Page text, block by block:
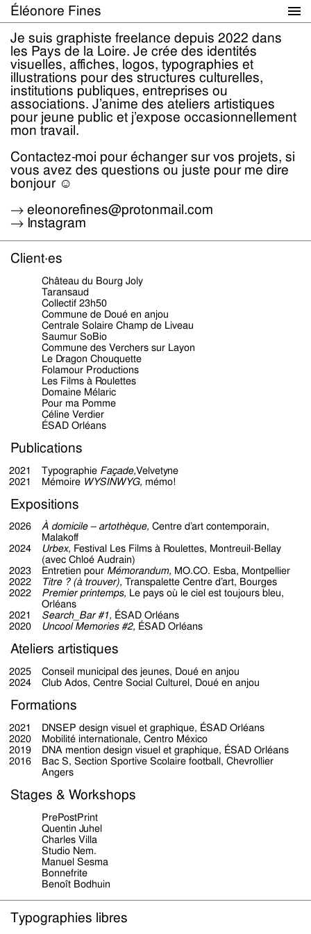
Éléonore Fines
Portfolio
Infos
Je suis graphiste freelance depuis 2022 dans
les Pays de la Loire. Je crée des identités
visuelles, affiches, logos, typographies et
illustrations pour des structures culturelles,
institutions publiques, entreprises ou
associations. J’anime des ateliers artistiques
pour jeune public et j’expose occasionnellement
mon travail.
Contactez-moi pour échanger sur vos projets, si
vous avez des questions ou juste pour me dire
bonjour ☺
→ eleonorefines@protonmail.com
→ Instagram
Client·es
Château du Bourg Joly
Taransaud
Collectif 23h50
Commune de Doué en anjou
Centrale Solaire Champ de Liveau
Saumur SoBio
Commune des Verchers sur Layon
Le Dragon Chouquette
Folamour Productions
Les Films à Roulettes
Domaine Mélaric
Pour ma Pomme
Céline Verdier
ÉSAD Orléans
Publications
2021 Typographie Façade,Velvetyne
2021
Mémoire WYSINWYG, mémo!
Expositions
2026 À domicile – artothèque, Centre d’art contemporain,
Malakoff
2024
Urbex, Festival Les Films à Roulettes, Montreuil-Bellay
(avec Chloé Audrain)
2023
Entretien pour Mémorandum, MO.CO. Esba, Montpellier
2022
Titre ? (à trouver), Transpalette Centre d’art, Bourges
2022
Premier printemps, Le pays où le ciel est toujours bleu,
Orléans
2021
Search_Bar #1, ÉSAD Orléans
2020
Uncool Memories #2, ÉSAD Orléans
Ateliers artistiques
2025
Conseil municipal des jeunes, Doué en anjou
2024
Club Ados, Centre Social Culturel, Doué en anjou
Formations
2021 DNSEP design visuel et graphique, ÉSAD Orléans
2020
Mobilité internationale, Centro México
2019
DNA mention design visuel et graphique, ÉSAD Orléans
2016
Bac S, Section Sportive Scolaire football, Chevrollier
Angers
Stages & Workshops
PrePostPrint
Quentin Juhel
Charles Villa
Studio Nem.
Manuel Sesma
Bonnefrite
Benoît Bodhuin
Typographies libres